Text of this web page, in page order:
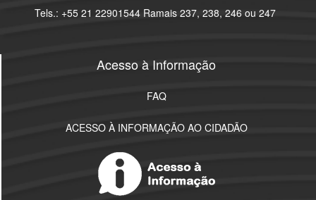
Tels.: +55 21 22901544 Ramais 237, 238, 246 ou 247
Acesso à Informação
FAQ
ACESSO À INFORMAÇÃO AO CIDADÃO